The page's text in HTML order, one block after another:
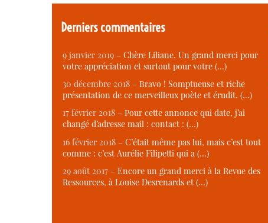
Derniers commentaires
9 janvier 2019 – Chère Liliane, Un grand merci pour
votre appréciation et surtout pour votre (…)
30 décembre 2018 – Bravo ! Somptueuse et riche
présentation de ce merveilleux poète et érudit. (…)
17 février 2018 – Pour cette annonce qui date, j’ai
changé d’adresse mail : contact : (…)
16 février 2018 – C’était même pas lui, mais c’est tout
comme : c’est Aurélie Filipetti qui a (…)
29 août 2017 – Encore un grand merci à la Revue des
Ressources, à Louise Desrenards et (…)